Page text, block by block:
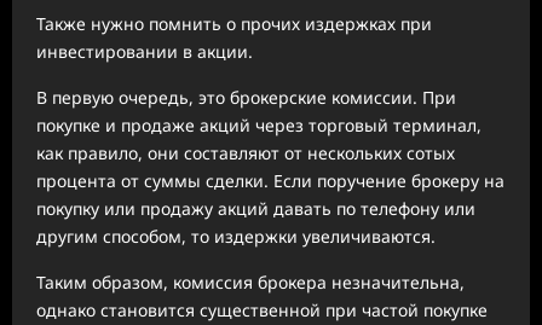
Также нужно помнить о прочих издержках при
инвестировании в акции.
В первую очередь, это брокерские комиссии. При
покупке и продаже акций через торговый терминал,
как правило, они составляют от нескольких сотых
процента от суммы сделки. Если поручение брокеру на
покупку или продажу акций давать по телефону или
другим способом, то издержки увеличиваются.
Таким образом, комиссия брокера незначительна,
однако становится существенной при частой покупке